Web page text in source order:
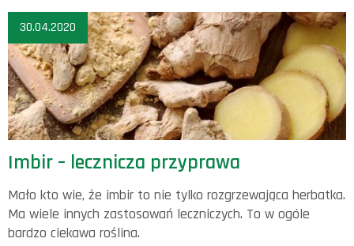
30.04.2020
Imbir – lecznicza przyprawa
Mało kto wie, że imbir to nie tylko rozgrzewająca herbatka.
Ma wiele innych zastosowań leczniczych. To w ogóle
bardzo ciekawa roślina.